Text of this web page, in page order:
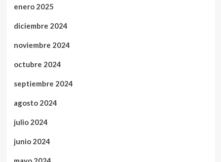
enero 2025
diciembre 2024
noviembre 2024
octubre 2024
septiembre 2024
agosto 2024
julio 2024
junio 2024